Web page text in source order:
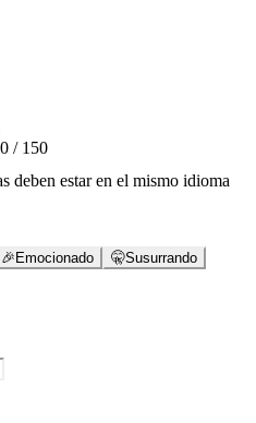
0 / 150
deben estar en el mismo idioma
🎉 Emocionado 🤫Susurrando